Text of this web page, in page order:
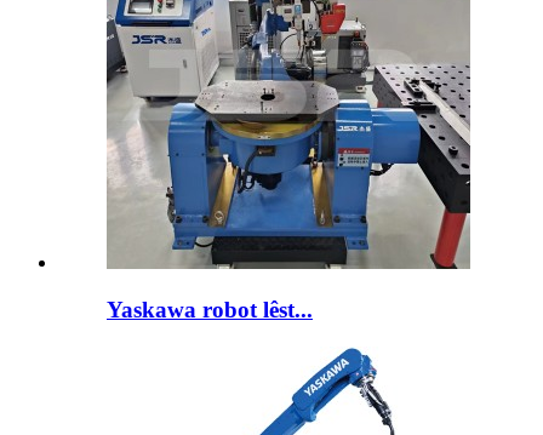
Yaskawa robot lêst...